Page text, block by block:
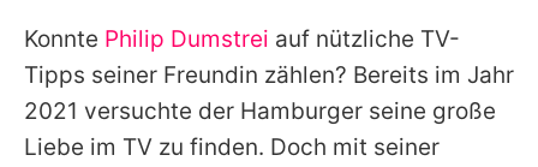
Impressum
Datenschutzerklärung
Nutzungsbedingungen
Konnte Philip Dumstrei auf nützliche TV-
Tipps seiner Freundin zählen? Bereits im Jahr
2021 versuchte der Hamburger seine große
Liebe im TV zu finden. Doch mit seiner